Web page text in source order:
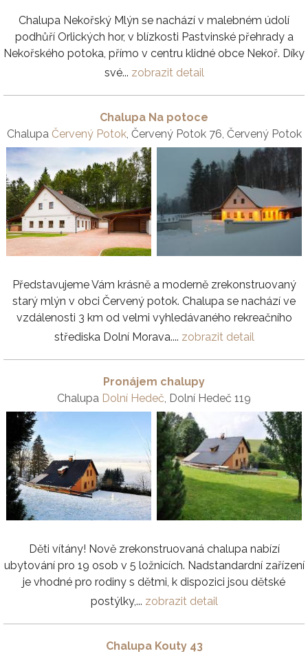
Chalupa Nekořský Mlýn se nachází v malebném údolí
podhůří Orlických hor, v blízkosti Pastvinské přehrady a
Nekořského potoka, přímo v centru klidné obce Nekoř. Díky
své... zobrazit detail
Chalupa Na potoce
Chalupa Červený Potok, Červený Potok 76, Červený Potok
Představujeme Vám krásně a moderně zrekonstruovaný
starý mlýn v obci Červený potok. Chalupa se nachází ve
vzdálenosti 3 km od velmi vyhledávaného rekreačního
střediska Dolní Morava.... zobrazit detail
Pronájem chalupy
Chalupa Dolní Hedeč, Dolní Hedeč 119
Děti vítány! Nově zrekonstruovaná chalupa nabízí
ubytování pro 19 osob v 5 ložnicích. Nadstandardní zařízení
je vhodné pro rodiny s dětmi, k dispozici jsou dětské
postýlky,... zobrazit detail
Chalupa Kouty 43